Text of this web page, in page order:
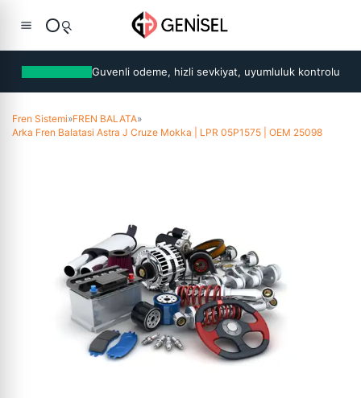
Guvenli odeme, hizli sevkiyat, uyumluluk kontrolu
Fren Sistemi»FREN BALATA»
Arka Fren Balatasi Astra J Cruze Mokka | LPR 05P1575 | OEM 25098